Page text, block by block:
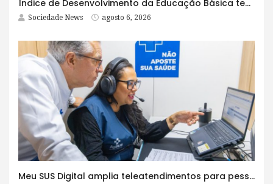
Índice de Desenvolvimento da Educação Básica tem elevação em todas as etapas
Sociedade News agosto 6, 2026
Meu SUS Digital amplia teleatendimentos para pessoas com problemas com jogos e apostas